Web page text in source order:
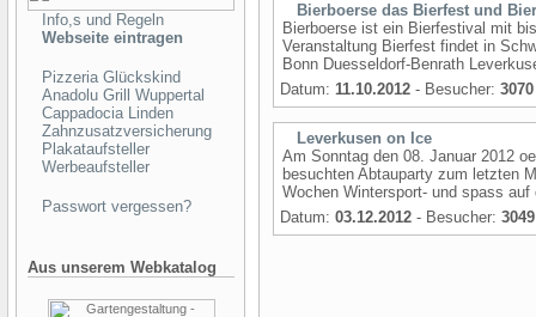
Info,s und Regeln
Webseite eintragen
Pizzeria Glückskind
Anadolu Grill Wuppertal
Cappadocia Linden
Zahnzusatzversicherung
Plakataufsteller
Werbeaufsteller
Passwort vergessen?
Aus unserem Webkatalog
Bierboerse das Bierfest und
Bierboerse ist ein Bierfestival mit
Veranstaltung Bierfest findet in
Bonn Duesseldorf-Benrath
Datum: 11.10.2012 - Besucher: 3070
Leverkusen on Ice
Am Sonntag den 08. Januar 2012
besuchten Abtauparty zum letzten
Wochen Wintersport- und spass
Datum: 03.12.2012 - Besucher: 3049